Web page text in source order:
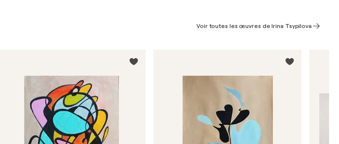
Voir toutes les œuvres de Irina Tsypilova